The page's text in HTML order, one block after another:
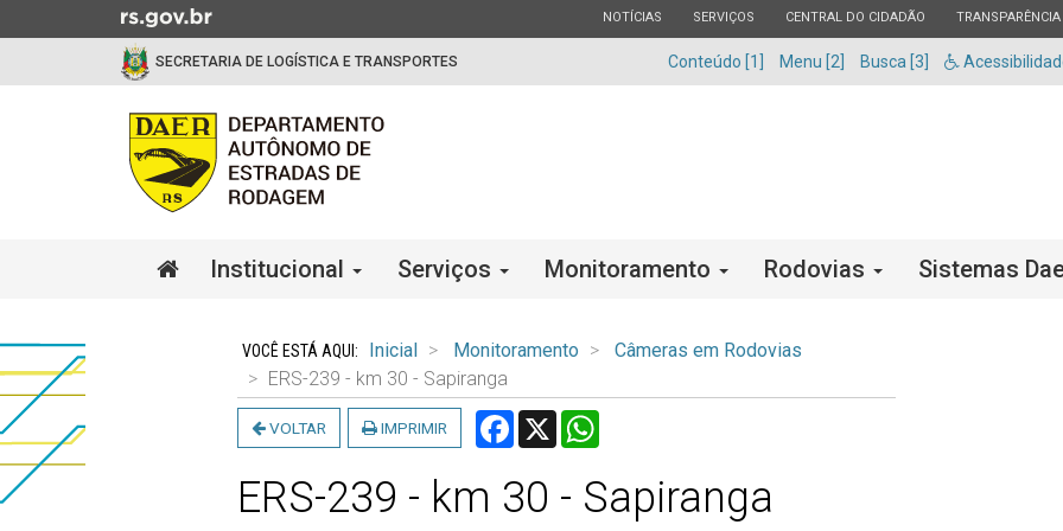
para
ESTADO
NOTÍCIAS ESTADO
SERVIÇOS ESTADO
CENTRAL DO CIDADÃO ESTADO
TRANSPARÊNCIA
SECRETARIA DE LOGÍSTICA E TRANSPORTES Conteúdo [1] Menu [2] Busca [3]
Institucional Serviços Monitoramento Rodovias Sistemas
do
conteúdo
Inicial Monitoramento
Câmeras em Rodovias
ERS-239 - km 30 - Sapiranga
VOLTAR IMPRIMIR Facebook
X WhatsApp
ERS-239 - km 30 - Sapiranga